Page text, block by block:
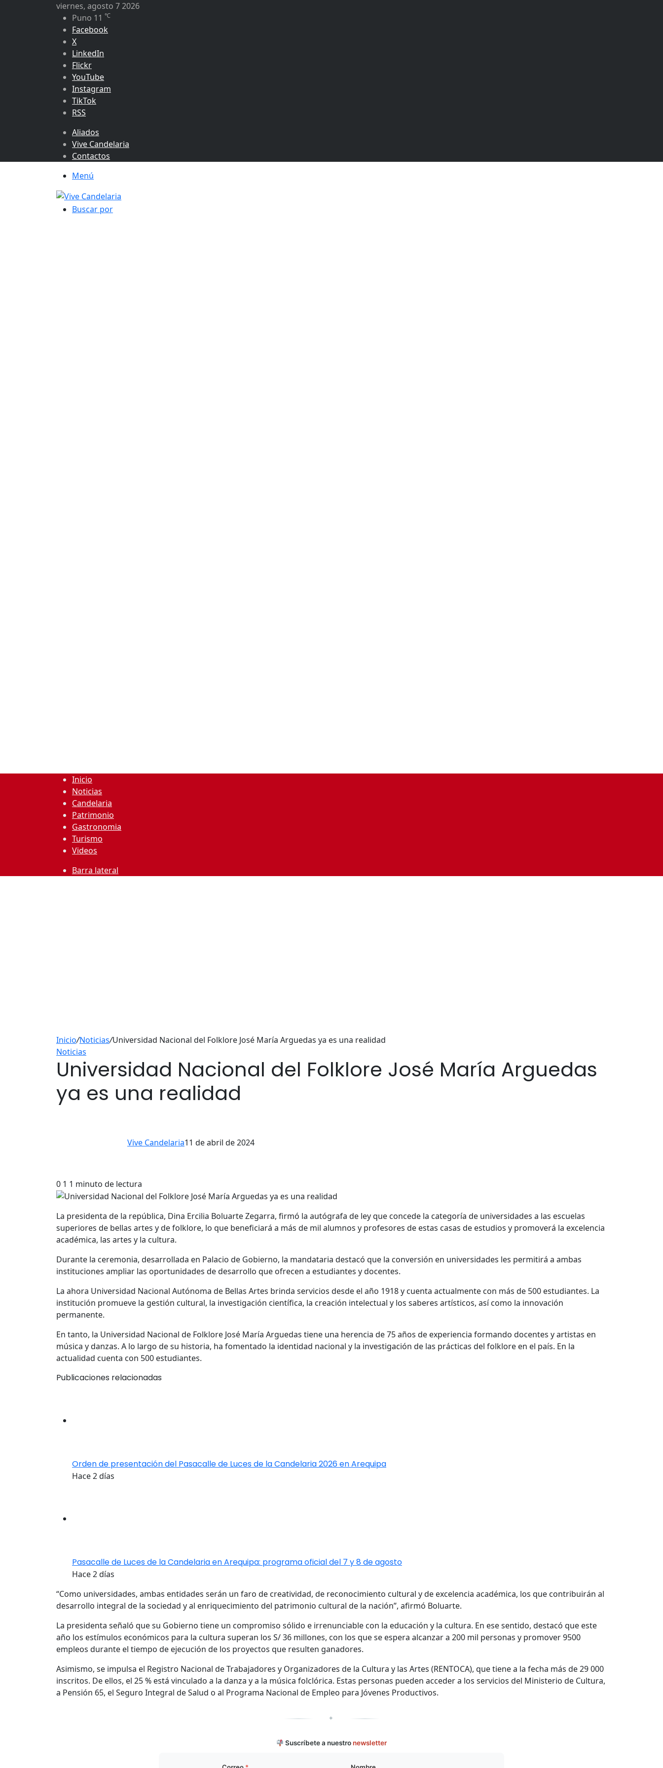
viernes, agosto 7 2026
Puno 11 ℃
Facebook
X
LinkedIn
Flickr
YouTube
Instagram
TikTok
RSS
Aliados
Vive Candelaria
Contactos
Menú
Buscar por
Inicio
Noticias
Candelaria
Patrimonio
Gastronomia
Turismo
Videos
Barra lateral
Inicio/Noticias/Universidad Nacional del Folklore José María Arguedas ya es una realidad
Noticias
Universidad Nacional del Folklore José María Arguedas
ya es una realidad
Vive Candelaria11 de abril de 2024
0 1 1 minuto de lectura
La presidenta de la república, Dina Ercilia Boluarte Zegarra, firmó la autógrafa de ley que concede la categoría de universidades a las escuelas
superiores de bellas artes y de folklore, lo que beneficiará a más de mil alumnos y profesores de estas casas de estudios y promoverá la excelencia
académica, las artes y la cultura.
Durante la ceremonia, desarrollada en Palacio de Gobierno, la mandataria destacó que la conversión en universidades les permitirá a ambas
instituciones ampliar las oportunidades de desarrollo que ofrecen a estudiantes y docentes.
La ahora Universidad Nacional Autónoma de Bellas Artes brinda servicios desde el año 1918 y cuenta actualmente con más de 500 estudiantes. La
institución promueve la gestión cultural, la investigación científica, la creación intelectual y los saberes artísticos, así como la innovación
permanente.
En tanto, la Universidad Nacional de Folklore José María Arguedas tiene una herencia de 75 años de experiencia formando docentes y artistas en
música y danzas. A lo largo de su historia, ha fomentado la identidad nacional y la investigación de las prácticas del folklore en el país. En la
actualidad cuenta con 500 estudiantes.
Publicaciones relacionadas
Orden de presentación del Pasacalle de Luces de la Candelaria 2026 en Arequipa
Hace 2 días
Pasacalle de Luces de la Candelaria en Arequipa: programa oficial del 7 y 8 de agosto
Hace 2 días
“Como universidades, ambas entidades serán un faro de creatividad, de reconocimiento cultural y de excelencia académica, los que contribuirán al
desarrollo integral de la sociedad y al enriquecimiento del patrimonio cultural de la nación”, afirmó Boluarte.
La presidenta señaló que su Gobierno tiene un compromiso sólido e irrenunciable con la educación y la cultura. En ese sentido, destacó que este
año los estímulos económicos para la cultura superan los S/ 36 millones, con los que se espera alcanzar a 200 mil personas y promover 9500
empleos durante el tiempo de ejecución de los proyectos que resulten ganadores.
Asimismo, se impulsa el Registro Nacional de Trabajadores y Organizadores de la Cultura y las Artes (RENTOCA), que tiene a la fecha más de 29 000
inscritos. De ellos, el 25 % está vinculado a la danza y a la música folclórica. Estas personas pueden acceder a los servicios del Ministerio de Cultura,
a Pensión 65, el Seguro Integral de Salud o al Programa Nacional de Empleo para Jóvenes Productivos.
✦
Suscríbete a nuestro newsletter